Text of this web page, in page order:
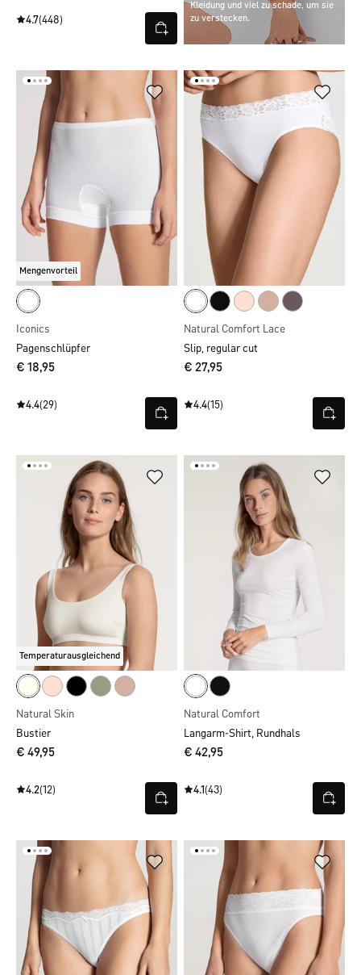
4.7(448)
Kleidung und viel zu schade, um sie
zu verstecken.
Mengenvorteil
Iconics
Pagenschlüpfer
€ 18,95
4.4(29)
Natural Comfort Lace
Slip, regular cut
€ 27,95
4.4(15)
Temperaturausgleichend
Natural Skin
Bustier
€ 49,95
4.2(12)
Natural Comfort
Langarm-Shirt, Rundhals
€ 42,95
4.1(43)